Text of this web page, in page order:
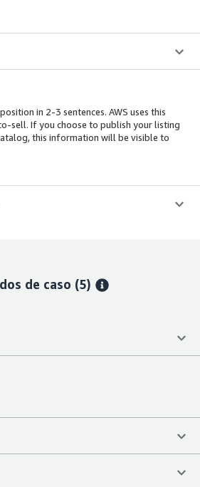
in 2-3 sentences. AWS uses this
sell. If you choose to publish your listing
this information will be visible to
de caso (5)